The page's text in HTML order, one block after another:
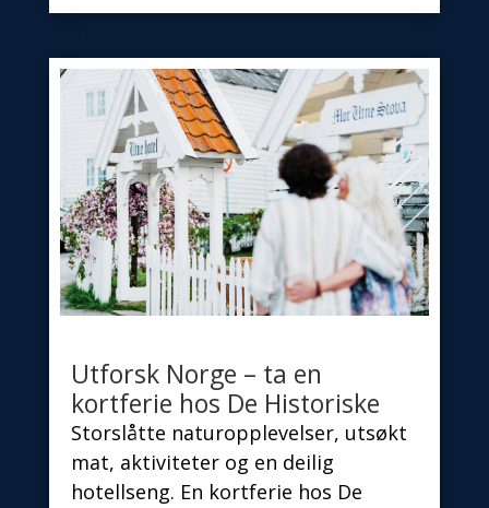
Utforsk Norge – ta en
kortferie hos De Historiske
Storslåtte naturopplevelser, utsøkt
mat, aktiviteter og en deilig
hotellseng. En kortferie hos De